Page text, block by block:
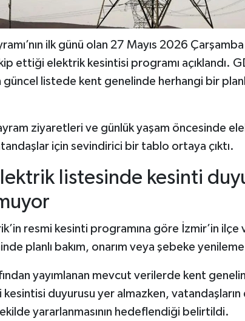
ilk günü olan 27 Mayıs 2026
ettiği elektrik kesintisi programı açıklandı.
güncel listede kent genelinde herhangi bir
ziyaretleri ve günlük yaşam öncesinde
için sevindirici bir tablo ortaya çıktı.
listesinde kesinti
resmi kesinti programına göre İzmir’in
planlı bakım, onarım veya şebeke yenileme
yayımlanan mevcut verilerde kent
kesintisi duyurusu yer almazken,
yararlanmasının hedeflendiği belirtildi.